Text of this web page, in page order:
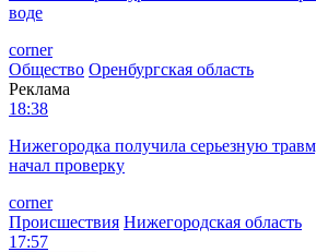
воде
corner
Общество Оренбургская область
Реклама
18:38
Нижегородка получила серьезную
начал проверку
corner
Происшествия Нижегородская область
17:57